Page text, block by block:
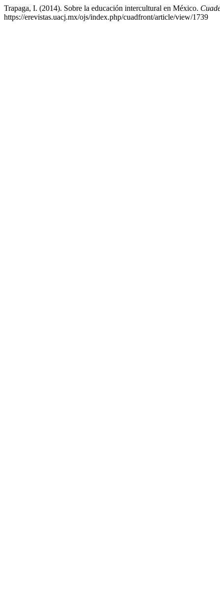
Trapaga, I. (2014). Sobre la educación intercultural en México.
https://erevistas.uacj.mx/ojs/index.php/cuadfront/article/view/1739